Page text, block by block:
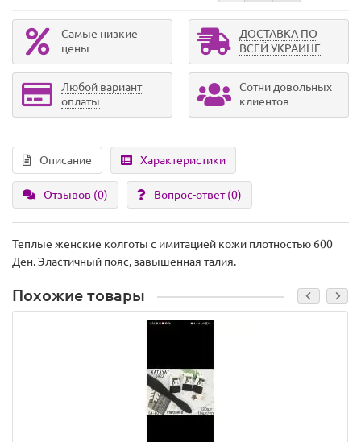
Самые низкие
цены
ДОСТАВКА ПО
ВСЕЙ УКРАИНЕ
Любой вариант
оплаты
Сотни довольных
клиентов
Описание Характеристики
Отзывов (0) Вопрос-ответ(0)
Теплые женские колготы с имитацией кожи плотностью 600
Ден. Эластичный пояс, завышенная талия.
Похожие товары